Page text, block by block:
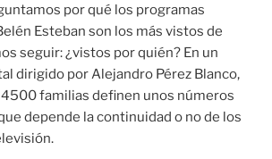
por qué los programas
Esteban son los más vistos de
seguir: ¿vistos por quién? En un
dirigido por Alejandro Pérez Blanco,
familias definen unos números
depende la continuidad o no de los